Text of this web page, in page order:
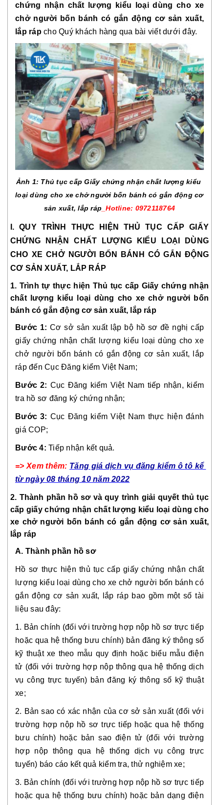
chứng nhận chất lượng kiểu loại dùng cho xe
chở người bốn bánh có gắn động cơ sản xuất,
lắp ráp cho Quý khách hàng qua bài viết dưới đây.
Ảnh 1: Thủ tục cấp Giấy chứng nhận chất lượng kiểu
loại dùng cho xe chở người bốn bánh có gắn động cơ
sản xuất, lắp ráp _Hotline: 0972118764
I. QUY TRÌNH THỰC HIỆN THỦ TỤC CẤP GIẤY
CHỨNG NHẬN CHẤT LƯỢNG KIỂU LOẠI DÙNG
CHO XE CHỞ NGƯỜI BỐN BÁNH CÓ GẮN ĐỘNG
CƠ SẢN XUẤT, LẮP RÁP
1. Trình tự thực hiện Thủ tục cấp Giấy chứng nhận
chất lượng kiểu loại dùng cho xe chở người bốn
bánh có gắn động cơ sản xuất, lắp ráp
Bước 1: Cơ sở sản xuất lập bộ hồ sơ đề nghị cấp
giấy chứng nhận chất lượng kiểu loại dùng cho xe
chở người bốn bánh có gắn động cơ sản xuất, lắp
ráp đến Cục Đăng kiểm Việt Nam;
Bước 2: Cục Đăng kiểm Việt Nam tiếp nhận, kiểm
tra hồ sơ đăng ký chứng nhận;
Bước 3: Cục Đăng kiểm Việt Nam thực hiện đánh
giá COP;
Bước 4: Tiếp nhận kết quả.
=> Xem thêm: Tăng giá dịch vụ đăng kiểm ô tô kể
từ ngày 08 tháng 10 năm 2022
2. Thành phần hồ sơ và quy trình giải quyết thủ tục
cấp giấy chứng nhận chất lượng kiểu loại dùng cho
xe chở người bốn bánh có gắn động cơ sản xuất,
lắp ráp
A. Thành phần hồ sơ
Hồ sơ thực hiện thủ tục cấp giấy chứng nhận chất
lượng kiểu loại dùng cho xe chở người bốn bánh có
gắn động cơ sản xuất, lắp ráp bao gồm một số tài
liệu sau đây:
1. Bản chính (đối với trường hợp nộp hồ sơ trực tiếp
hoặc qua hệ thống bưu chính) bản đăng ký thông số
kỹ thuật xe theo mẫu quy định hoặc biểu mẫu điện
tử (đối với trường hợp nộp thông qua hệ thống dịch
vụ công trực tuyến) bản đăng ký thông số kỹ thuật
xe;
2. Bản sao có xác nhận của cơ sở sản xuất (đối với
trường hợp nộp hồ sơ trực tiếp hoặc qua hệ thống
bưu chính) hoặc bản sao điện tử (đối với trường
hợp nộp thông qua hệ thống dịch vụ công trực
tuyến) báo cáo kết quả kiểm tra, thử nghiệm xe;
3. Bản chính (đối với trường hợp nộp hồ sơ trực tiếp
hoặc qua hệ thống bưu chính) hoặc bản dạng điện